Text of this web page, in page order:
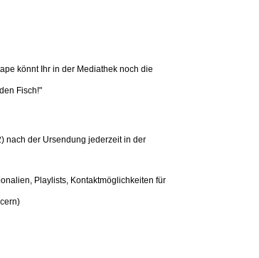
könnt Ihr in der Mediathek noch die
Fisch!"
nach der Ursendung jederzeit in der
Playlists, Kontaktmöglichkeiten für